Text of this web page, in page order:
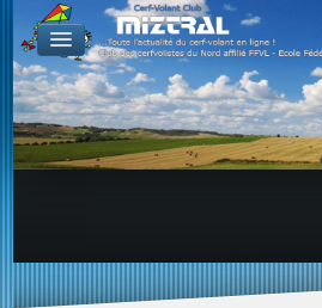
De par le monde
GALERIES
Galerie Photo
Galerie KAP
Galerie Vidéo
Proposer un lien sur votre site Web
Proposer un nouveau lien !